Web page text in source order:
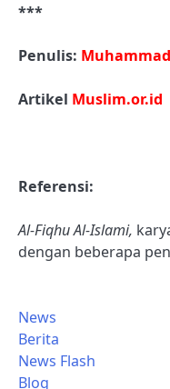
***
Penulis:
Artikel Muslim.or.id
Referensi:
Al-Fiqhu Al-Islami,
dengan beberapa
News
Berita
News Flash
Blog